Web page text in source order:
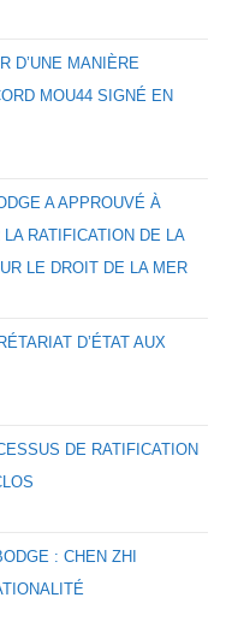
D’UNE MANIÈRE
MOU44 SIGNÉ EN
A APPROUVÉ À
RATIFICATION DE LA
LE DROIT DE LA MER
D’ÉTAT AUX
DE RATIFICATION
: CHEN ZHI